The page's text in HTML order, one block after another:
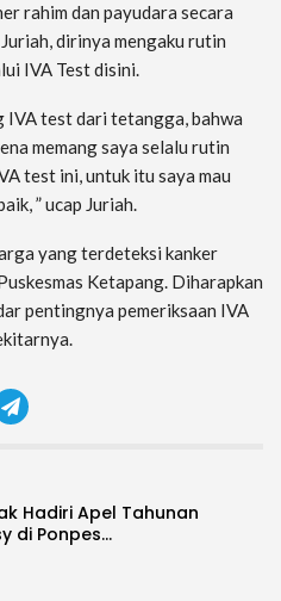
rahim dan payudara secara
dirinya mengaku rutin
IVA Test disini.
IVA test dari tetangga, bahwa
memang saya selalu rutin
test ini, untuk itu saya mau
” ucap Juriah.
yang terdeteksi kanker
Ketapang. Diharapkan
pentingnya pemeriksaan IVA
Hadiri Apel Tahunan
di Ponpes…